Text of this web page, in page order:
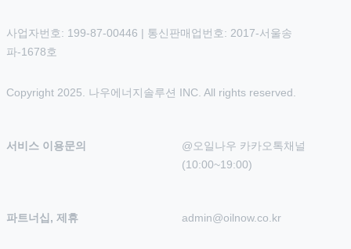
사업자번호: 199-87-00446 | 통신판매업번호: 2017-서울송
파-1678호
Copyright 2025. 나우에너지솔루션 INC. All rights reserved.
서비스 이용문의
@오일나우 카카오톡채널
(10:00~19:00)
파트너십, 제휴 admin@oilnow.co.kr